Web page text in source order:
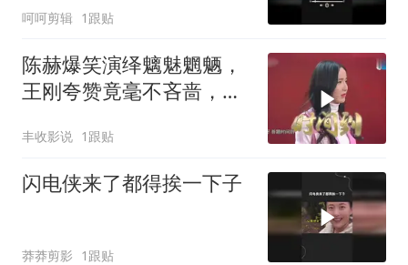
呵呵剪辑 1跟贴
陈赫爆笑演绎魑魅魍魉，
王刚夸赞竟毫不吝啬，足
丰收影说 1跟贴
闪电侠来了都得挨一下子
莽莽剪影 1跟贴